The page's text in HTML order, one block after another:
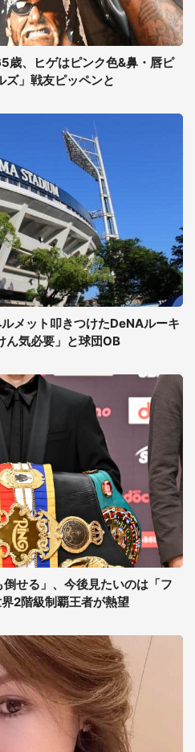
歳、ヒゲはピンク色&鼻・唇ピ
ズ」戦友ピッペンと
メット叩きつけたDeNAルーキ
ん気必要」と球団OB
せる」、今後見たいのは「フ
2階級制覇王者が熱望